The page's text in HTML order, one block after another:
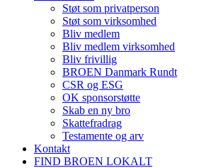
Støt som privatperson
Støt som virksomhed
Bliv medlem
Bliv medlem virksomhed
Bliv frivillig
BROEN Danmark Rundt
CSR og ESG
OK sponsorstøtte
Skab en ny bro
Skattefradrag
Testamente og arv
Kontakt
FIND BROEN LOKALT